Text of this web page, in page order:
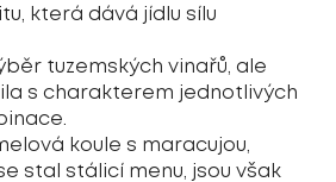
která dává jídlu sílu
tuzemských vinařů, ale
s charakterem jednotlivých
koule s maracujou,
stal stálicí menu, jsou však